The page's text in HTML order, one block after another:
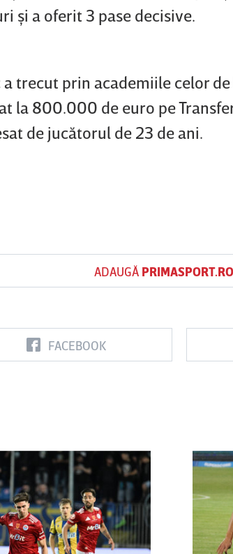
şi a oferit 3 pase decisive.
a trecut prin academiile celor
la 800.000 de euro pe
de jucătorul de 23 de ani.
ADAUGĂ PRIMASPORT.RO
FACEBOOK